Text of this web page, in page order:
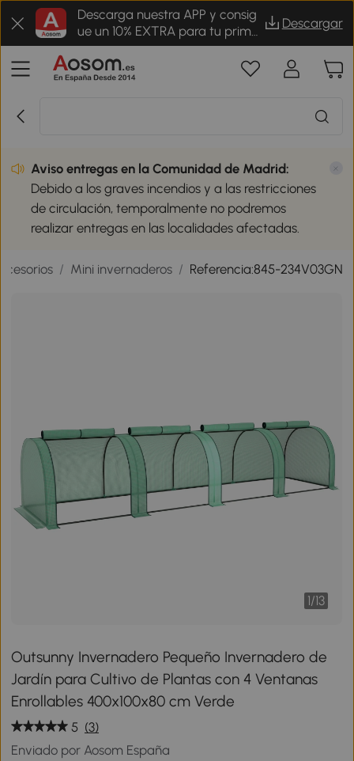
Descarga nuestra APP y consig
ue un 10% EXTRA para tu prime
r pedido
Descargar
Aviso entregas en la Comunidad de Madrid:
Debido a los graves incendios y a las restricciones
de circulación, temporalmente no podremos
realizar entregas en las localidades afectadas.
/ Mini invernaderos / Referencia:845-234V03GN
1/13
Outsunny Invernadero Pequeño Invernadero de
Jardín para Cultivo de Plantas con 4 Ventanas
Enrollables 400x100x80 cm Verde
5 (3)
Enviado por Aosom España